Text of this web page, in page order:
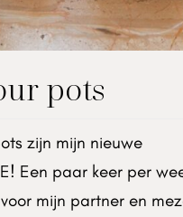
pots
zijn mijn nieuwe
Een paar keer per
mijn partner en